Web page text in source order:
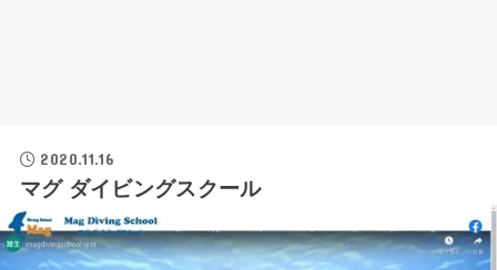
2020.11.16
マグ ダイビングスクール